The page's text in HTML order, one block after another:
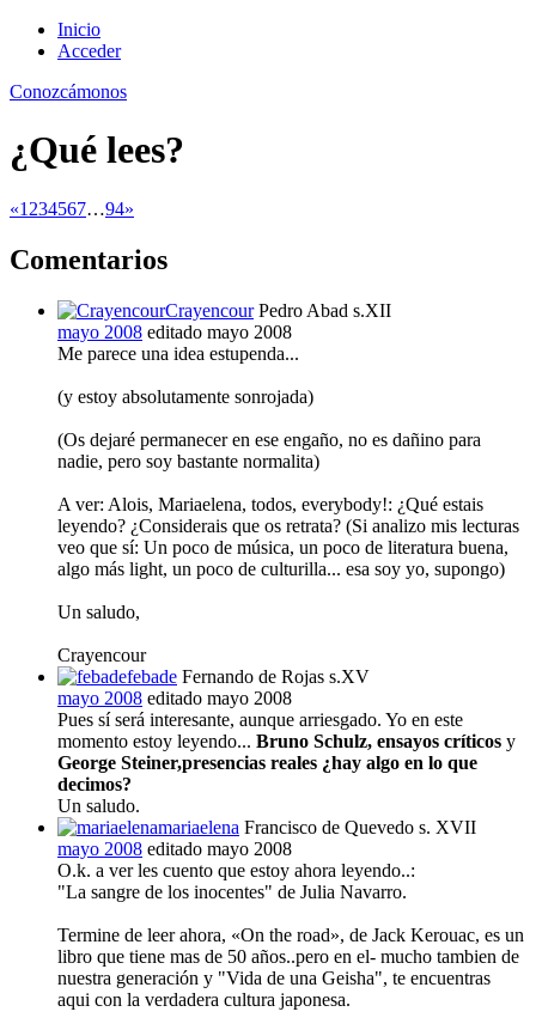
Inicio
Acceder
Conozcámonos
¿Qué lees?
«1 234567…94»
Comentarios
Crayencour Pedro Abad s.XII
mayo 2008 editado mayo 2008
Me parece una idea estupenda...
(y estoy absolutamente sonrojada)
(Os dejaré permanecer en ese engaño, no es dañino para
nadie, pero soy bastante normalita)
A ver: Alois, Mariaelena, todos, everybody!: ¿Qué estais
leyendo? ¿Considerais que os retrata? (Si analizo mis lecturas
veo que sí: Un poco de música, un poco de literatura buena,
algo más light, un poco de culturilla... esa soy yo, supongo)
Un saludo,
Crayencour
febade Fernando de Rojas s.XV
mayo 2008 editado mayo 2008
Pues sí será interesante, aunque arriesgado. Yo en este
momento estoy leyendo... Bruno Schulz, ensayos críticos y
George Steiner,presencias reales ¿hay algo en lo que
decimos?
Un saludo.
mariaelena Francisco de Quevedo s. XVII
mayo 2008 editado mayo 2008
O.k. a ver les cuento que estoy ahora leyendo..:
"La sangre de los inocentes" de Julia Navarro.
Termine de leer ahora, «On the road», de Jack Kerouac, es un
libro que tiene mas de 50 años..pero en el- mucho tambien de
nuestra generación y "Vida de una Geisha", te encuentras
aqui con la verdadera cultura japonesa.